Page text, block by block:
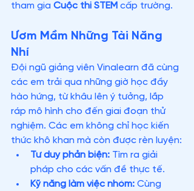
tham gia Cuộc thi STEM cấp trường.
Ươm Mầm Những Tài Năng
Nhí
Đội ngũ giảng viên Vinalearn đã cùng
các em trải qua những giờ học đầy
hào hứng, từ khâu lên ý tưởng, lắp
ráp mô hình cho đến giai đoạn thử
nghiệm. Các em không chỉ học kiến
thức khô khan mà còn được rèn luyện:
Tư duy phản biện: Tìm ra giải
pháp cho các vấn đề thực tế.
Kỹ năng làm việc nhóm: Cùng